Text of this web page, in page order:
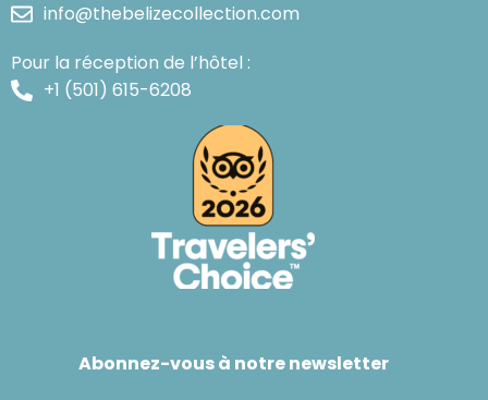
info@thebelizecollection.com
Pour la réception de l’hôtel :
+1 (501) 615-6208
Abonnez-vous à notre newsletter